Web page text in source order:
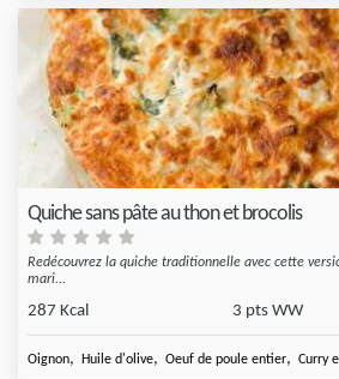
Quiche sans pâte au thon et brocolis
Redécouvrez la quiche traditionnelle avec cette
mari...
287 Kcal 3 pts WW
Oignon, Huile d'olive, Oeuf de poule entier, Curry